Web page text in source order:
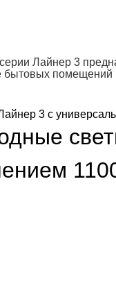
Лайнер 3
бытовых помещений